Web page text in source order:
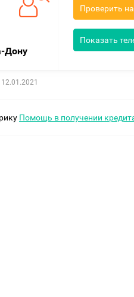
Дону
Проверить
Показать
Помощь в получении